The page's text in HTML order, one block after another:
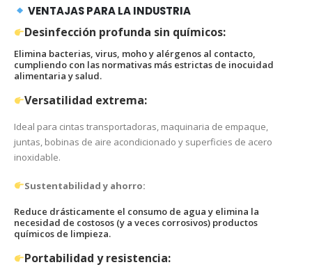
VENTAJAS PARA LA INDUSTRIA
Desinfección profunda sin químicos:
Elimina bacterias, virus, moho y alérgenos al contacto,
cumpliendo con las normativas más estrictas de inocuidad
alimentaria y salud.
Versatilidad extrema:
Ideal para cintas transportadoras, maquinaria de empaque,
juntas, bobinas de aire acondicionado y superficies de acero
inoxidable.
Sustentabilidad y ahorro:
Reduce drásticamente el consumo de agua y elimina la
necesidad de costosos (y a veces corrosivos) productos
químicos de limpieza.
Portabilidad y resistencia: